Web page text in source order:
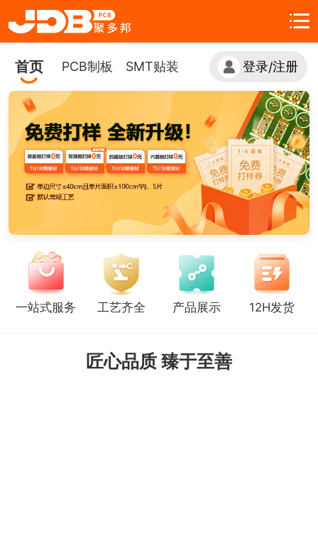
首页 PCB制板 SMT贴装 登录/注册
一站式服务 工艺齐全 产品展示 12H发货
匠心品质 臻于至善